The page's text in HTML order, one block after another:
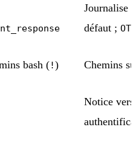
Journalise
défaut ;
bash (!) Chemins
Notice